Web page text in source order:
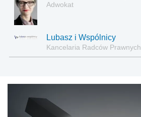
Adwokat
Lubasz i Wspólnicy
Kancelaria Radców Prawnych